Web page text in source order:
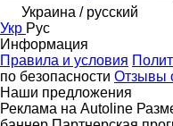
Украина / русский
Укр Рус
Информация
Правила и условия
по безопасности Отзывы
Наши предложения
Реклама на Autoline